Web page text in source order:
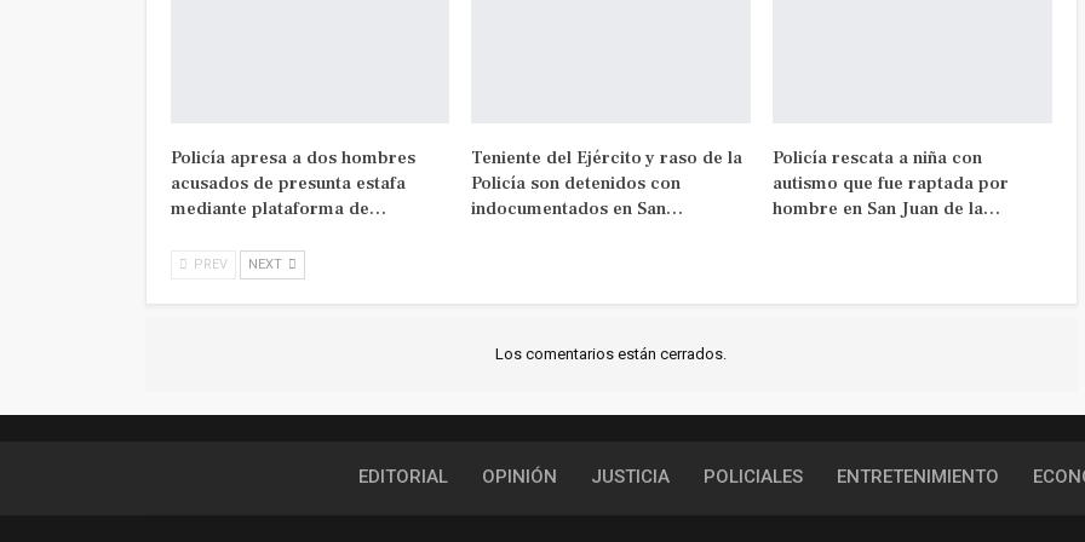
Policía apresa a dos hombres
acusados de presunta estafa
mediante plataforma de…
Teniente del Ejército y raso de la
Policía son detenidos con
indocumentados en San…
Policía rescata a niña con
autismo que fue raptada por
hombre en San Juan de la…
PREV NEXT
Los comentarios están cerrados.
EDITORIAL OPINIÓN JUSTICIA POLICIALES ENTRETENIMIENTO